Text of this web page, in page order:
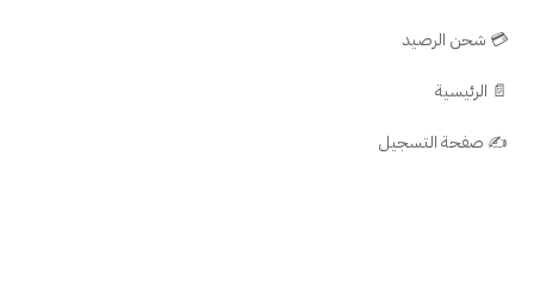
💳 شحن الرصيد
📄 الرئيسية
✍️ صفحة التسجيل